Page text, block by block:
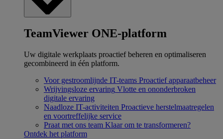
TeamViewer ONE-platform
Uw digitale werkplaats proactief beheren en optimaliseren
gecombineerd in één platform.
Voor gestroomlijnde IT-teams Proactief apparaatbeheer
Wrijvingsloze ervaring Vlotte en ononderbroken
digitale ervaring
Naadloze IT-activiteiten Proactieve herstelmaatregelen
en voortreffelijke service
Praat met ons team Klaar om te transformeren?
Ontdek het platform